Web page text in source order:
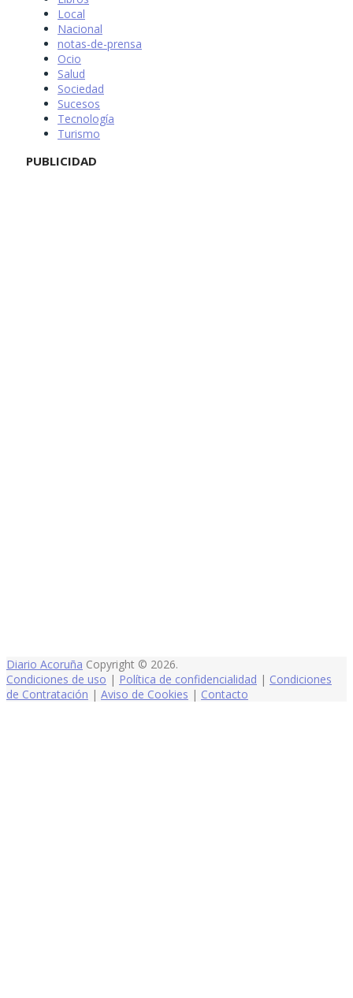
Local
Nacional
notas-de-prensa
Ocio
Salud
Sociedad
Sucesos
Tecnología
Turismo
PUBLICIDAD
Diario Acoruña Copyright © 2026.
Condiciones de uso | Política de confidencialidad | Condiciones
de Contratación | Aviso de Cookies | Contacto